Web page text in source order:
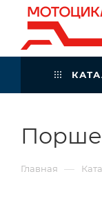
Главная —